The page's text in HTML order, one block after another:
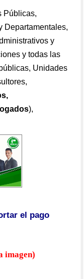
Públicas,
Departamentales,
y
y todas las
Unidades
),
el pago
imagen)